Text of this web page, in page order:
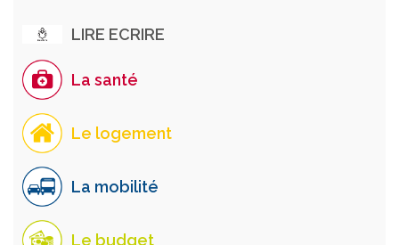
LIRE ECRIRE
La santé
Le logement
La mobilité
Le budget